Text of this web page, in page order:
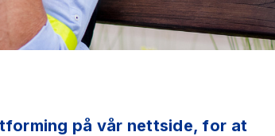
på vår nettside, for at